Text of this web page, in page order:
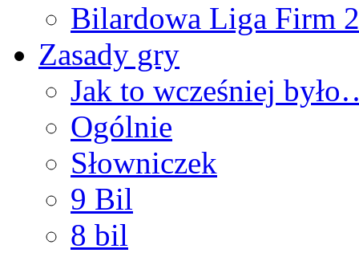
Bilardowa Liga Firm
Zasady gry
Jak to wcześniej
Ogólnie
Słowniczek
9 Bil
8 bil